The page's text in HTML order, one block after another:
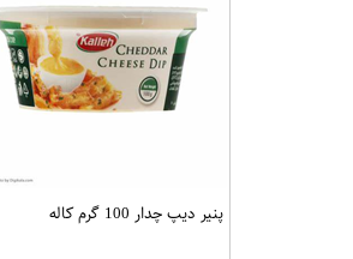
پنیر دیپ چدار 100 گرم کاله